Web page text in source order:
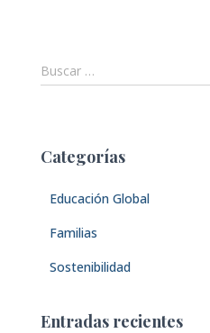
u
r
Buscar …
Categorías
Educación Global
Familias
Sostenibilidad
Entradas recientes